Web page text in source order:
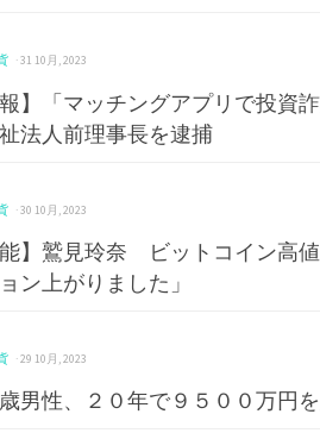
· 31 10月, 2023
報】「マッチングアプリで投
法人前理事長を逮捕
· 30 10月, 2023
能】鷲見玲奈 ビットコイン高
ン上がりました」
· 29 10月, 2023
男性、２０年で９５００万円